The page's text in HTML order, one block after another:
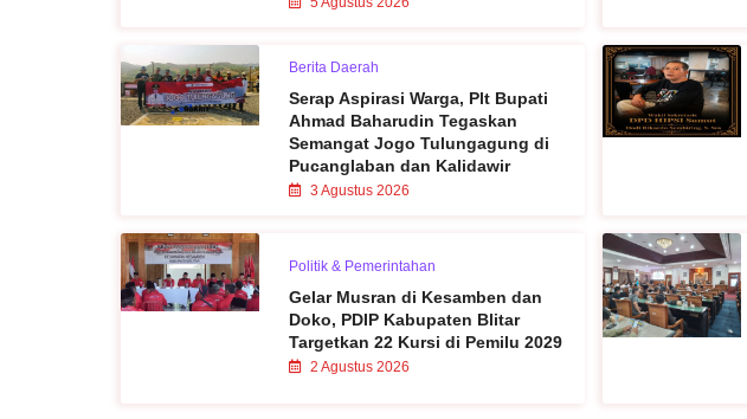
Berita Daerah
Serap Aspirasi Warga, Plt Bupati
Ahmad Baharudin Tegaskan
Semangat Jogo Tulungagung di
Pucanglaban dan Kalidawir
3 Agustus 2026
Politik & Pemerintahan
Gelar Musran di Kesamben dan
Doko, PDIP Kabupaten Blitar
Targetkan 22 Kursi di Pemilu 2029
2 Agustus 2026